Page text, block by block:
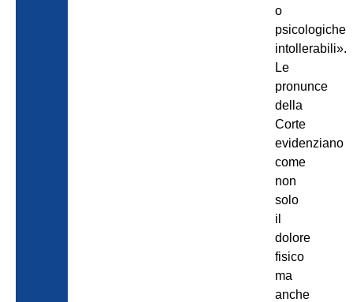
o
psicologiche
intollerabili».
Le
pronunce
della
Corte
evidenziano
come
non
solo
il
dolore
fisico
ma
anche